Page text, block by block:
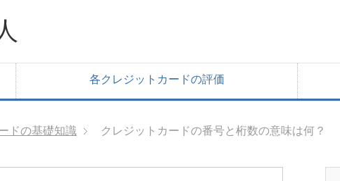
各クレジットカードの評価
ドの基礎知識 クレジットカードの番号と桁数の意味は何？